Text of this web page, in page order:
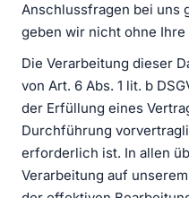
Anschlussfragen bei uns
geben wir nicht ohne
Die Verarbeitung dieser
von Art. 6 Abs. 1 lit. b
der Erfüllung eines
Durchführung
erforderlich ist. In allen
Verarbeitung auf